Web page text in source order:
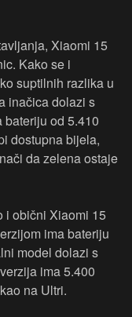
Xiaomi 15
Kako se i
suptilnih razlika u
inačica dolazi s
bateriju od 5.410
dostupna bijela,
da zelena ostaje
i obični Xiaomi 15
ima bateriju
model dolazi s
ima 5.400
na Ultri.